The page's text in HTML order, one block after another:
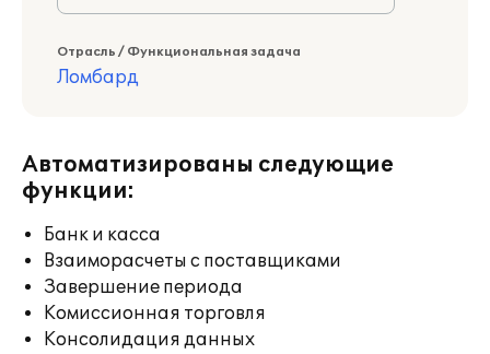
Отрасль / Функциональная задача
Ломбард
Автоматизированы следующие
функции:
Банк и касса
Взаиморасчеты с поставщиками
Завершение периода
Комиссионная торговля
Консолидация данных